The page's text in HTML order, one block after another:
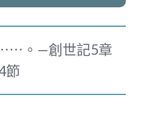
。—創世記5章
節